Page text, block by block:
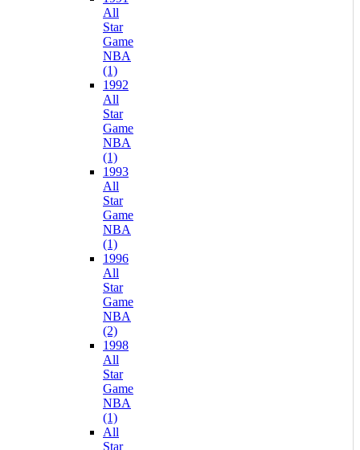
All
Star
Game
NBA
(1)
1992
All
Star
Game
NBA
(1)
1993
All
Star
Game
NBA
(1)
1996
All
Star
Game
NBA
(2)
1998
All
Star
Game
NBA
(1)
All
Star